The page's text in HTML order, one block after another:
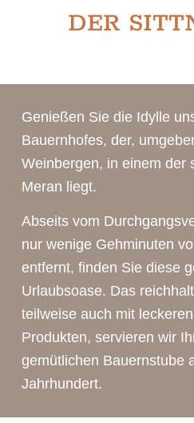
DER
Genießen Sie die Idylle
Bauernhofes, der,
Weinbergen, in einem der
Meran liegt.
Abseits vom
nur wenige Gehminuten
entfernt, finden Sie diese
Urlaubsoase. Das
teilweise auch mit
Produkten, servieren wir
gemütlichen Bauernstube
Jahrhundert.